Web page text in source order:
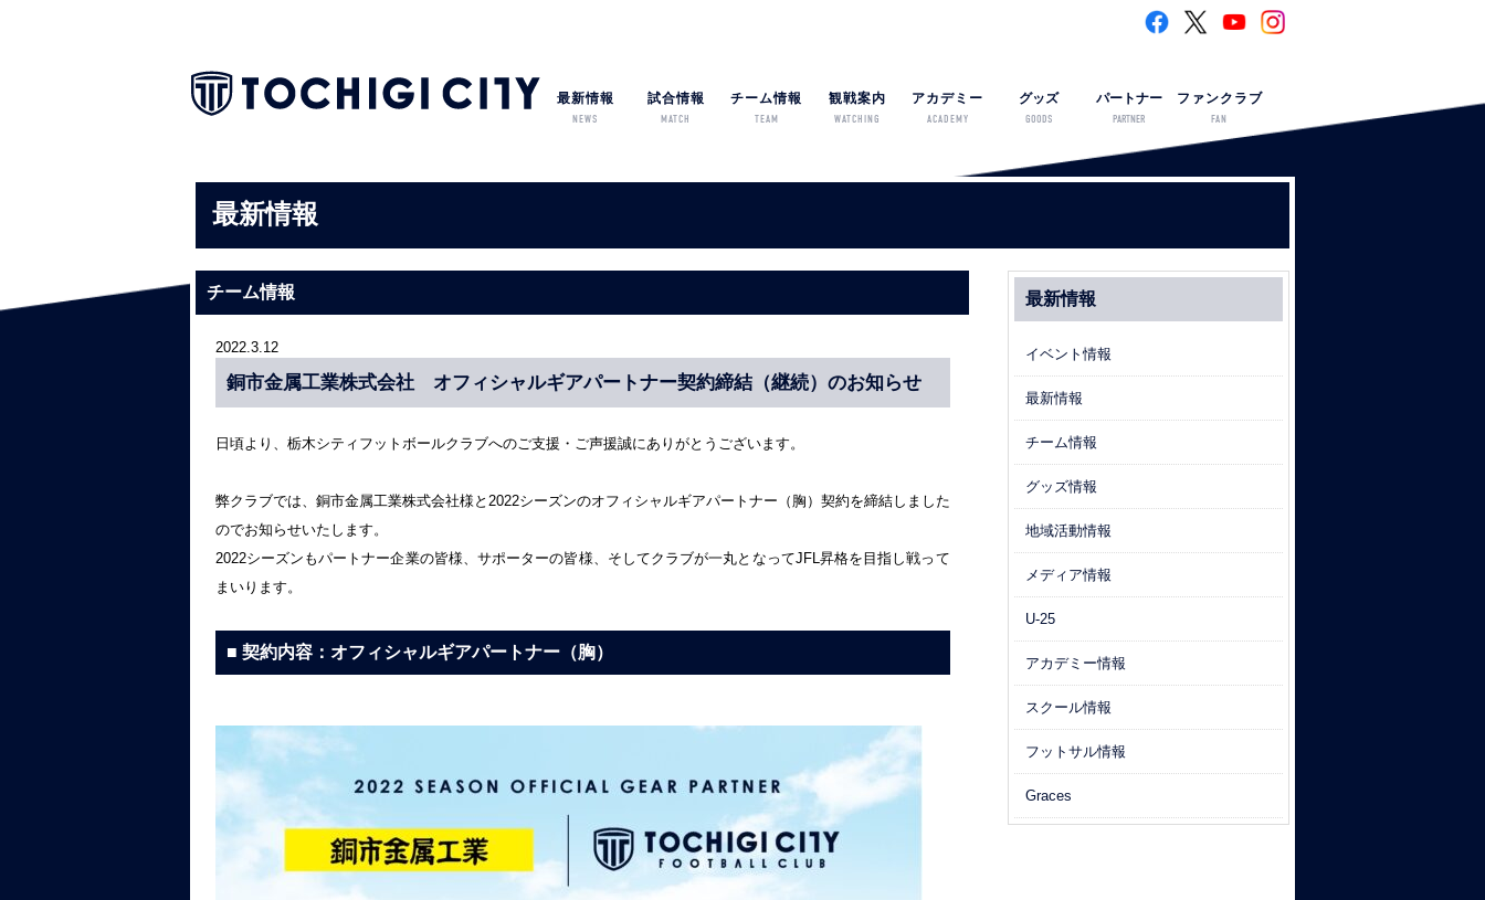
最新情報
NEWS
試合情報
MATCH
チーム情報
TEAM
観戦案内
WATCHING
アカデミー
ACADEMY
グッズ
GOODS
パートナー
PARTNER
ファンクラブ
FAN
最新情報
チーム情報
2022.3.12
銅市金属工業株式会社 オフィシャルギアパートナー契約締結（継続）のお知らせ
日頃より、栃木シティフットボールクラブへのご支援・ご声援誠にありがとうございます。
弊クラブでは、銅市金属工業株式会社様と2022シーズンのオフィシャルギアパートナー（胸）契約を締結しました
のでお知らせいたします。
2022シーズンもパートナー企業の皆様、サポーターの皆様、そしてクラブが一丸となってJFL昇格を目指し戦って
まいります。
■ 契約内容：オフィシャルギアパートナー（胸）
最新情報
イベント情報
最新情報
チーム情報
グッズ情報
地域活動情報
メディア情報
U-25
アカデミー情報
スクール情報
フットサル情報
Graces